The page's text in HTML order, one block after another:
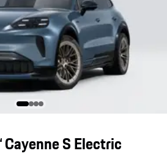
S Electric